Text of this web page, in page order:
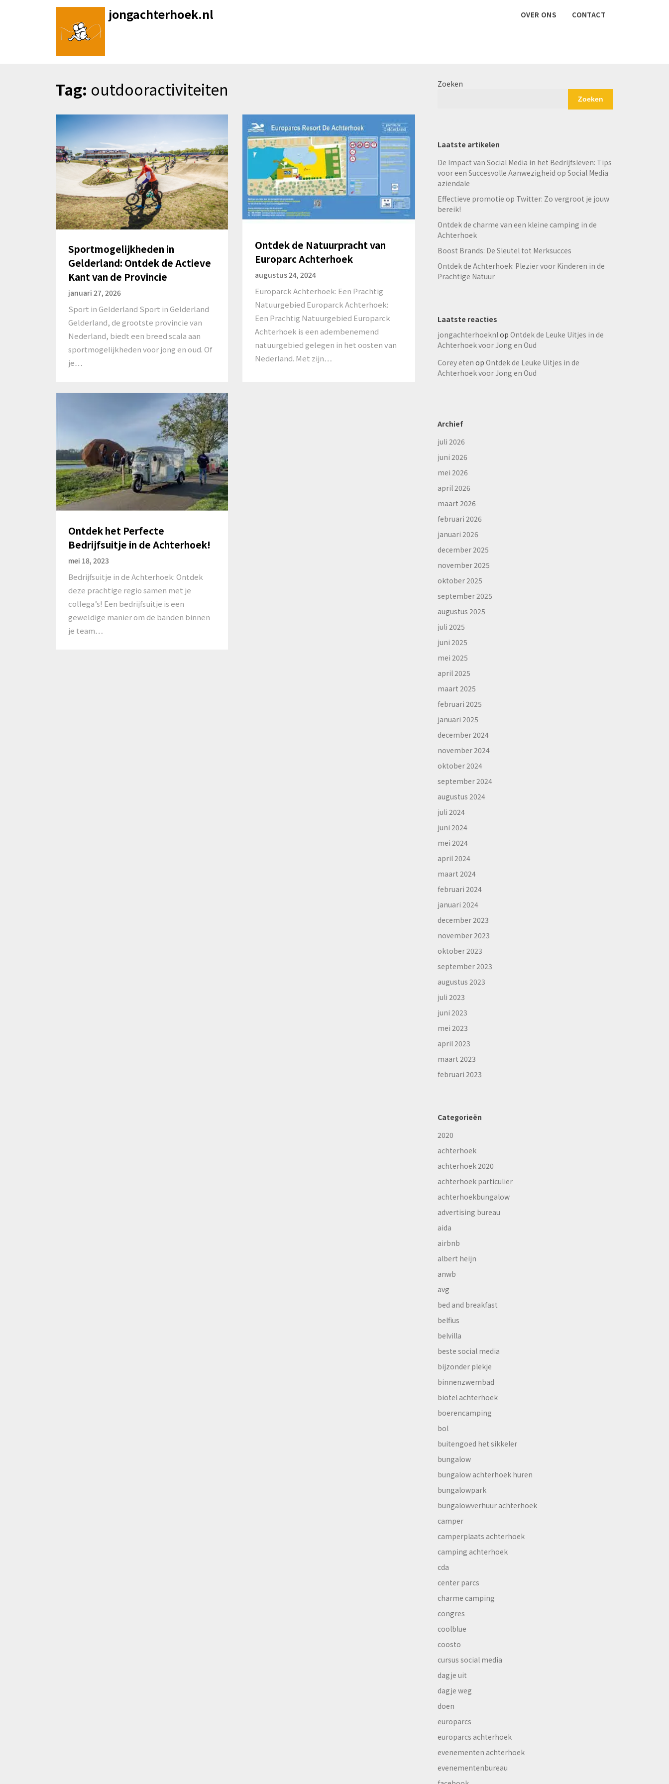
jongachterhoek.nl OVER ONS CONTACT
Tag: outdooractiviteiten
Sportmogelijkheden in
Gelderland: Ontdek de Actieve
Kant van de Provincie
januari 27, 2026
Sport in Gelderland Sport in Gelderland
Gelderland, de grootste provincie van
Nederland, biedt een breed scala aan
sportmogelijkheden voor jong en oud. Of
je…
Ontdek de Natuurpracht van
Europarc Achterhoek
augustus 24, 2024
Europarck Achterhoek: Een Prachtig
Natuurgebied Europarck Achterhoek:
Een Prachtig Natuurgebied Europarck
Achterhoek is een adembenemend
natuurgebied gelegen in het oosten van
Nederland. Met zijn…
Ontdek het Perfecte
Bedrijfsuitje in de Achterhoek!
mei 18, 2023
Bedrijfsuitje in de Achterhoek: Ontdek
deze prachtige regio samen met je
collega’s! Een bedrijfsuitje is een
geweldige manier om de banden binnen
je team…
Zoeken
Zoeken
Laatste artikelen
De Impact van Social Media in het Bedrijfsleven: Tips
voor een Succesvolle Aanwezigheid op Social Media
aziendale
Effectieve promotie op Twitter: Zo vergroot je jouw
bereik!
Ontdek de charme van een kleine camping in de
Achterhoek
Boost Brands: De Sleutel tot Merksucces
Ontdek de Achterhoek: Plezier voor Kinderen in de
Prachtige Natuur
Laatste reacties
jongachterhoeknlop Ontdek de Leuke Uitjes in de
Achterhoek voor Jong en Oud
Corey eten op Ontdek de Leuke Uitjes in de
Achterhoek voor Jong en Oud
Archief
juli 2026
juni 2026
mei 2026
april 2026
maart 2026
februari 2026
januari 2026
december 2025
november 2025
oktober 2025
september 2025
augustus 2025
juli 2025
juni 2025
mei 2025
april 2025
maart 2025
februari 2025
januari 2025
december 2024
november 2024
oktober 2024
september 2024
augustus 2024
juli 2024
juni 2024
mei 2024
april 2024
maart 2024
februari 2024
januari 2024
december 2023
november 2023
oktober 2023
september 2023
augustus 2023
juli 2023
juni 2023
mei 2023
april 2023
maart 2023
februari 2023
Categorieën
2020
achterhoek
achterhoek 2020
achterhoek particulier
achterhoekbungalow
advertising bureau
aida
airbnb
albert heijn
anwb
avg
bed and breakfast
belfius
belvilla
beste social media
bijzonder plekje
binnenzwembad
biotel achterhoek
boerencamping
bol
buitengoed het sikkeler
bungalow
bungalow achterhoek huren
bungalowpark
bungalowverhuur achterhoek
camper
camperplaats achterhoek
camping achterhoek
cda
center parcs
charme camping
congres
coolblue
coosto
cursus social media
dagje uit
dagje weg
doen
europarcs
europarcs achterhoek
evenementen achterhoek
evenementenbureau